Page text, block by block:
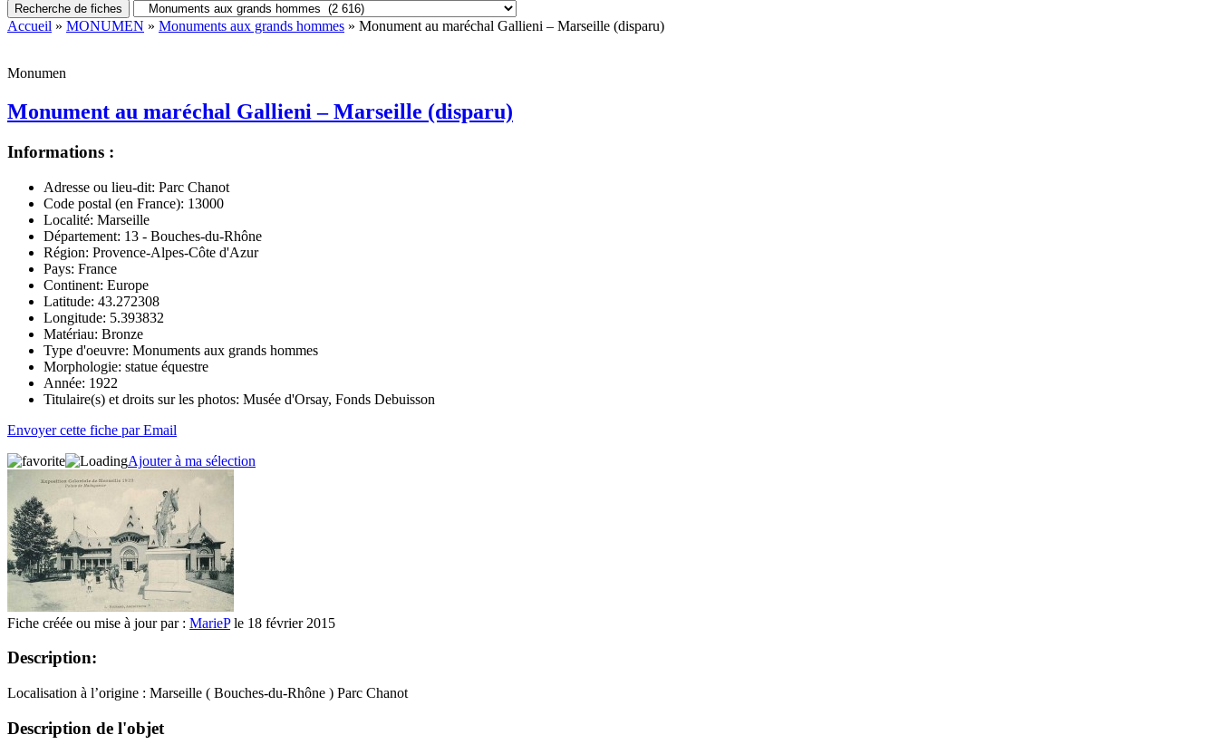
Recherche de fiches
Accueil » MONUMEN » Monuments aux grands hommes » Monument au maréchal Gallieni – Marseille (disparu)
Monumen
Monument au maréchal Gallieni – Marseille (disparu)
Informations :
Adresse ou lieu-dit: Parc Chanot
Code postal (en France): 13000
Localité: Marseille
Département: 13 - Bouches-du-Rhône
Région: Provence-Alpes-Côte d'Azur
Pays: France
Continent: Europe
Latitude: 43.272308
Longitude: 5.393832
Matériau: Bronze
Type d'oeuvre: Monuments aux grands hommes
Morphologie: statue équestre
Année: 1922
Titulaire(s) et droits sur les photos: Musée d'Orsay, Fonds Debuisson
Envoyer cette fiche par Email
Ajouter à ma sélection
Fiche créée ou mise à jour par : MariePle 18 février 2015
Description:
Localisation à l’origine : Marseille ( Bouches-du-Rhône ) Parc Chanot
Description de l'objet